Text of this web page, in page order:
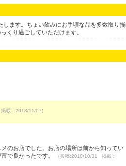
ます。ちょい飲みにお手頃な品を多数取り揃
くり過ごしていただけます。
載：2018/11/07)
のお店でした。お店の場所は前から知ってい
で良かったです。
（投稿:2018/10/31 掲載：